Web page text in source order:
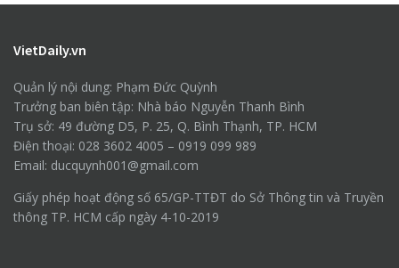
VietDaily.vn
Quản lý nội dung: Phạm Đức Quỳnh
Trưởng ban biên tập: Nhà báo Nguyễn Thanh Bình
Trụ sở: 49 đường D5, P. 25, Q. Bình Thạnh, TP. HCM
Điện thoại: 028 3602 4005 – 0919 099 989
Email: ducquynh001@gmail.com
Giấy phép hoạt động số 65/GP-TTĐT do Sở Thông tin và Truyền
thông TP. HCM cấp ngày 4-10-2019